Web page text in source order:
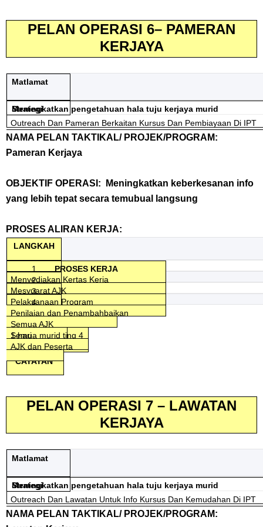
PELAN OPERASI 6– PAMERAN
KERJAYA
Matlamat
Meningkatkan pengetahuan hala tuju kerjaya murid
Strategi
Outreach Dan Pameran Berkaitan Kursus Dan Pembiayaan Di IPT
NAMA PELAN TAKTIKAL/ PROJEK/PROGRAM:
Pameran Kerjaya
OBJEKTIF OPERASI: Meningkatkan keberkesanan info
yang lebih tepat secara temubual langsung
PROSES ALIRAN KERJA:
LANGKAH
PROSES KERJA
TANGGUNGJAWAB
KPI
SASARAN
CATATAN*
1
Menyediakan Kertas Kerja
Penyelaras
1 hari
Penyelaras
2
Mesyuarat AJK
Pengetua
PK HEM
AJK
1 hari
Semua AJK
3
Pelaksanaan Program
Semua AJK Pelaksana
4 jam
Semua murid ting 4
dan 5
4
Penilaian dan Penambahbaikan
Semua AJK
1 hari
AJK dan Peserta
PELAN OPERASI 7 – LAWATAN
KERJAYA
Matlamat
Meningkatkan pengetahuan hala tuju kerjaya murid
Strategi
Outreach Dan Lawatan Untuk Info Kursus Dan Kemudahan Di IPT
NAMA PELAN TAKTIKAL/ PROJEK/PROGRAM: